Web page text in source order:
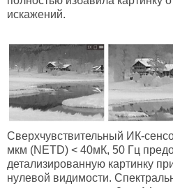
искажений.
Сверхчувствительный ИК-
мкм (NETD) < 40мК, 50 Гц
детализированную картинку
нулевой видимости.